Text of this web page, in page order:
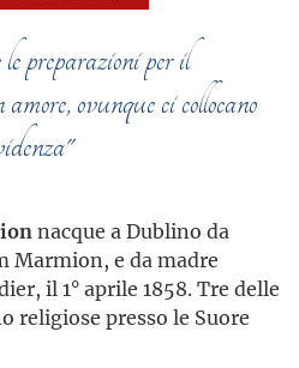
preparazioni per il
ovunque ci collocano
nacque a Dublino da
Marmion, e da madre
il 1° aprile 1858. Tre delle
religiose presso le Suore